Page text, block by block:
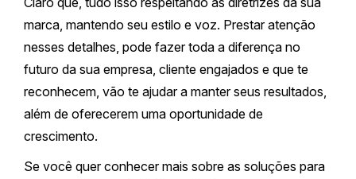
marca, mantendo seu estilo e voz. Prestar atenção
nesses detalhes, pode fazer toda a diferença no
futuro da sua empresa, cliente engajados e que te
reconhecem, vão te ajudar a manter seus resultados,
além de oferecerem uma oportunidade de
crescimento.
Se você quer conhecer mais sobre as soluções para